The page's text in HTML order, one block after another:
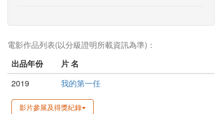
電影作品列表(以分級證明所載資訊為準)：
出品年份
片 名
2019
我的第一任
影片參展及得獎紀錄